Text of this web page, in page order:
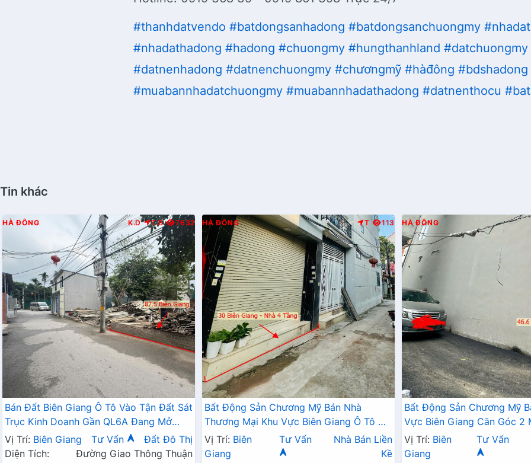
#thanhdatvendo #batdongsanhadong #batdongsanchuongmy
#nhadathadong #hadong #chuongmy #hungthanhland #datchuongmy
#datnenhadong #datnenchuongmy #chươngmỹ #hàđông #bdshadong
#muabannhadatchuongmy #muabannhadathadong #datnenthocu
Tin khác
HÀ ĐÔNG K.D T.B 7632
Bán Đất Biên Giang Ô Tô Vào Tận Đất Sát
Trục Kinh Doanh Gần QL6A Đang Mở
Rộng
Vị Trí: Biên Giang Tư Vấn
Đất Đô Thị
Diện Tích:
Đường Giao Thông Thuận
HÀ ĐÔNG T 113
Bất Động Sản Chương Mỹ Bán Nhà
Thương Mại Khu Vực Biên Giang Ô Tô Đỗ
Tận Cửa Gần Trục Chính Kinh Doanh
Vị Trí: Biên
Giang
Tư Vấn
Nhà Bán Liền
Kề
HÀ ĐÔNG
Bất Động Sản Chương Mỹ
Vực Biên Giang Căn Góc 2
Tô Đỗ Tận Cửa Gần Trục
Doanh
Vị Trí: Biên
Giang
Tư Vấn